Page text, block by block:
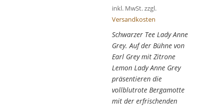
inkl. MwSt.zzgl.
Versandkosten
Schwarzer Tee Lady Anne
Grey. Auf der Bühne von
Earl Grey mit Zitrone
Lemon Lady Anne Grey
präsentieren die
vollblutrote Bergamotte
mit der erfrischenden